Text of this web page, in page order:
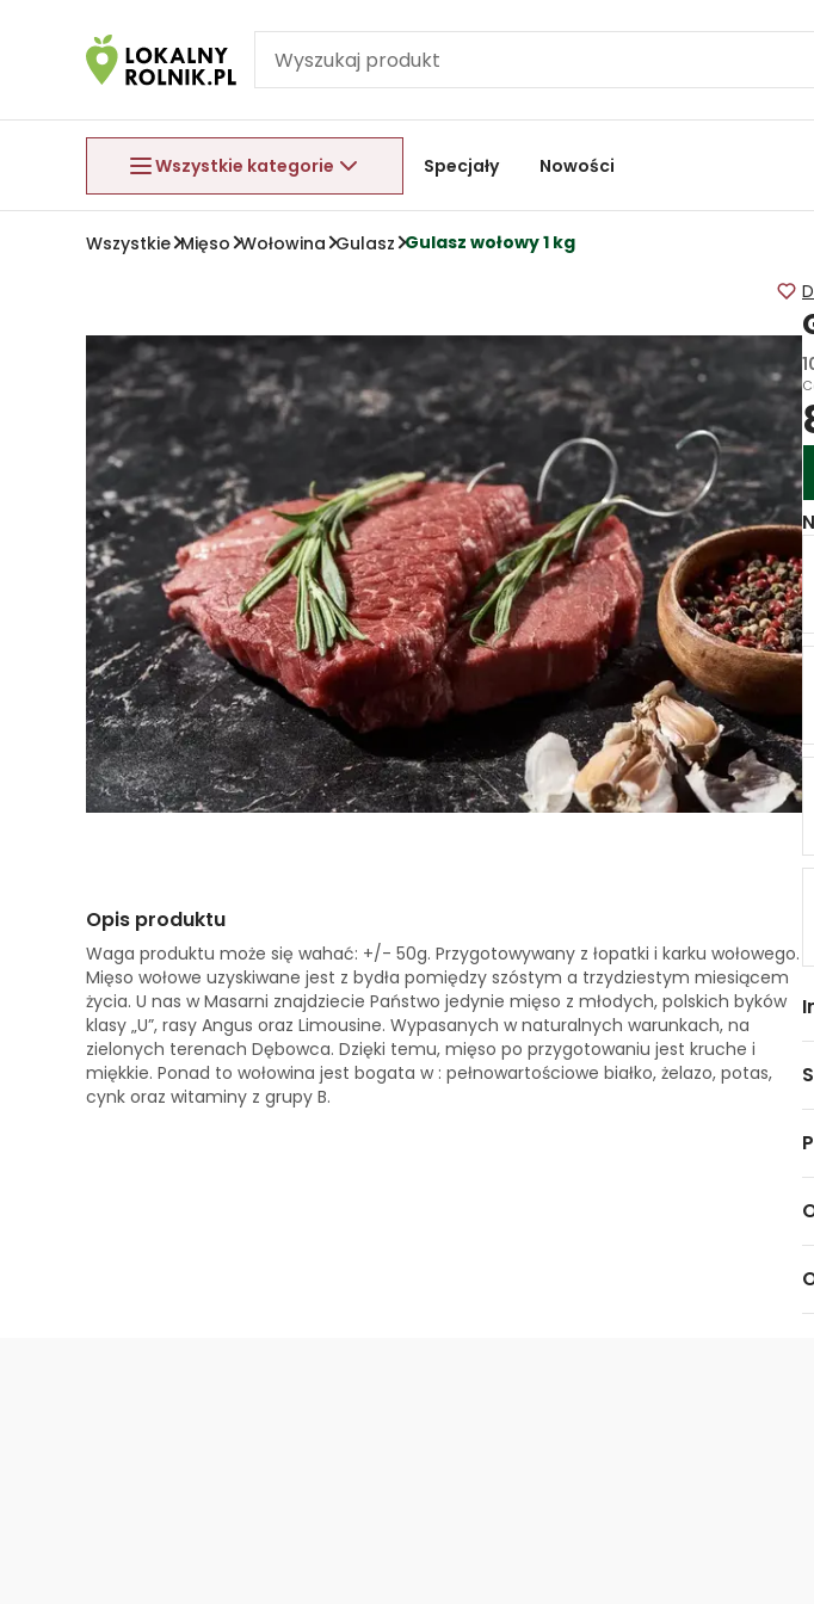
Wszystkie kategorie
Aby wyjść z menu, naciśnij przycisk Esc.
Specjały
Nowości
Wszystkie Mięso Wołowina Gulasz Gulasz wołowy 1 kg
Opis produktu
Waga produktu może się wahać: +/- 50g. Przygotowywany z łopatki i karku wołowego.
Mięso wołowe uzyskiwane jest z bydła pomiędzy szóstym a trzydziestym miesiącem
życia. U nas w Masarni znajdziecie Państwo jedynie mięso z młodych, polskich byków
klasy „U”, rasy Angus oraz Limousine. Wypasanych w naturalnych warunkach, na
zielonych terenach Dębowca. Dzięki temu, mięso po przygotowaniu jest kruche i
miękkie. Ponad to wołowina jest bogata w : pełnowartościowe białko, żelazo, potas,
cynk oraz witaminy z grupy B.